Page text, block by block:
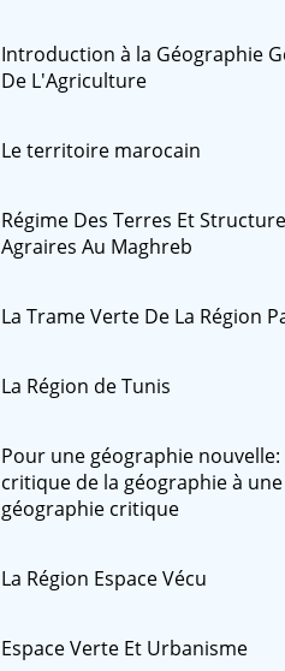
Introduction à la Géographie
De L'Agriculture
Le territoire marocain
Régime Des Terres Et
Agraires Au Maghreb
La Trame Verte De La Région
La Région de Tunis
Pour une géographie nouvelle:
critique de la géographie à une
géographie critique
La Région Espace Vécu
Espace Verte Et Urbanisme